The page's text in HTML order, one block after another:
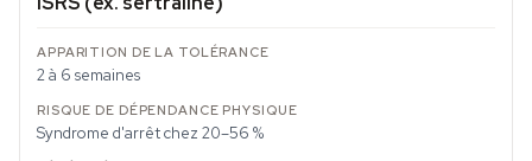
2 à 6 semaines
Syndrome d'arrêt chez 20–56 %